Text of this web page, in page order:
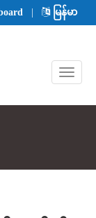
မြန်မာ